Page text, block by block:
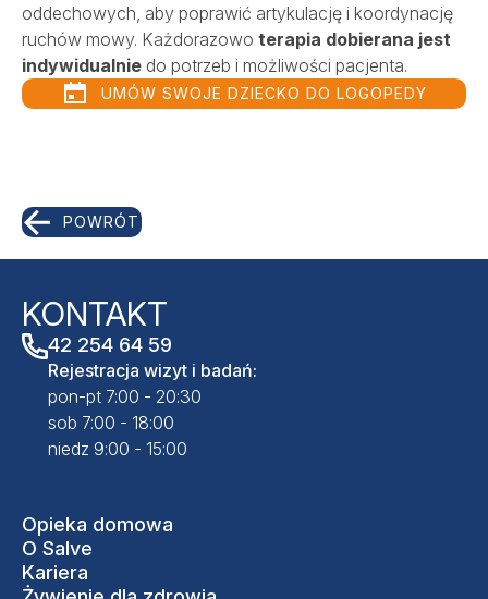
oddechowych, aby poprawić artykulację i koordynację
ruchów mowy. Każdorazowo terapia dobierana jest
indywidualnie do potrzeb i możliwości pacjenta.
UMÓW SWOJE DZIECKO DO LOGOPEDY
POWRÓT
KONTAKT
42 254 64 59
Rejestracja wizyt i badań:
pon-pt 7:00 - 20:30
sob 7:00 - 18:00
niedz 9:00 - 15:00
Opieka domowa
O Salve
Kariera